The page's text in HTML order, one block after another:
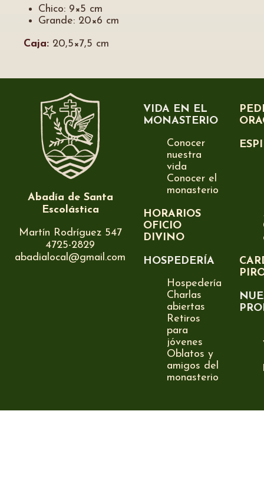
Chico: 9×5 cm
Grande: 20×6 cm
Caja: 20,5×7,5 cm
Abadía de Santa
Escolástica
Martín Rodríguez 547
4725-2829
abadialocal@gmail.com
VIDA EN EL
MONASTERIO
Conocer
nuestra
vida
Conocer el
monasterio
HORARIOS
OFICIO
DIVINO
HOSPEDERÍA
Hospedería
Charlas
abiertas
Retiros
para
jóvenes
Oblatos y
amigos del
monasterio